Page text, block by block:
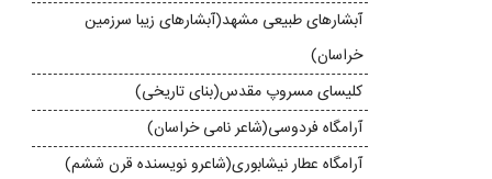
آبشارهای طبیعی مشهد(آبشارهای زیبا سرزمین
خراسان)
کلیسا‌ی مسروپ مقدس(بنای تاریخی)
آرامگاه فردوسی(شاعر نامی خراسان)
آرامگاه عطار نیشابوری(شاعرو نویسنده قرن ششم)